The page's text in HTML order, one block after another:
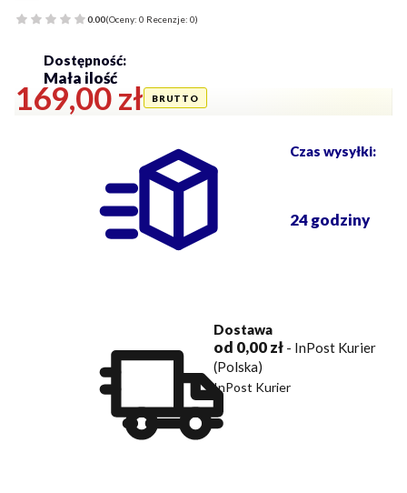
0.00(Oceny: 0 Recenzje: 0)
Cena
169,00 zł
Dostawa
od 0,00 zł - InPost Kurier
(Polska)
InPost Kurier
Czas wysyłki:
24 godziny
Dostępność:
Mała ilość